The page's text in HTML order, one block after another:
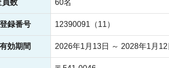
員数 60名
録番号 12390091（11）
効期間 2026年1月13日 ～ 2028年1月12